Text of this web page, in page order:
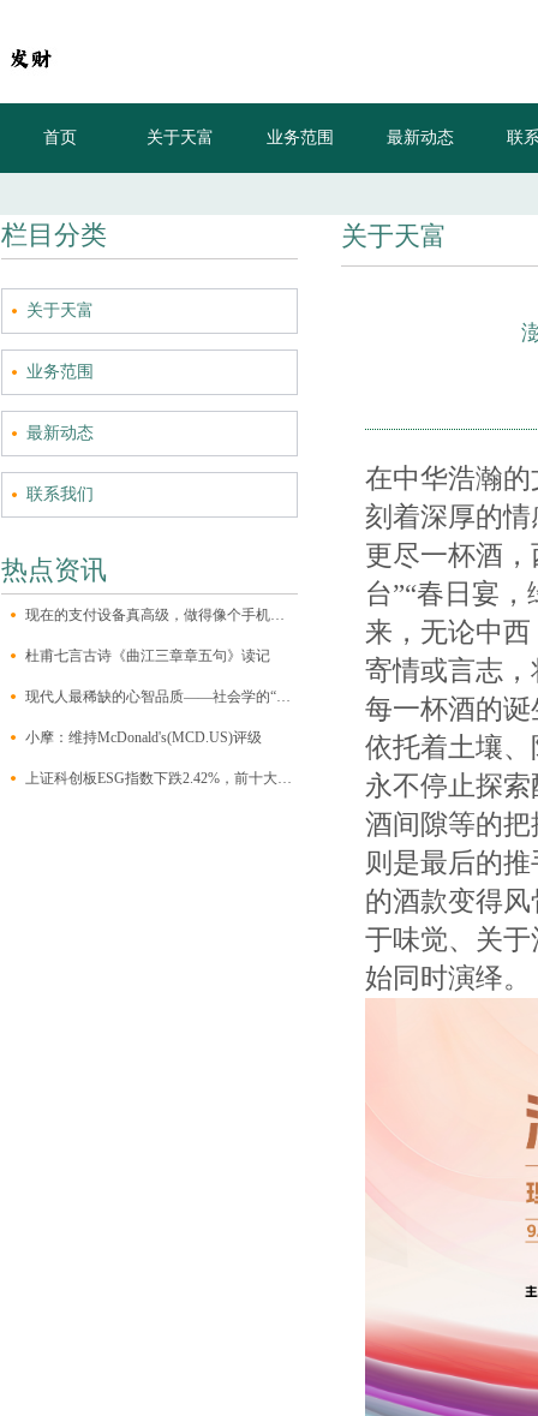
首页 关于天富 业务范围 最新动态 联
栏目分类
关于天富
业务范围
最新动态
联系我们
热点资讯
现在的支付设备真高级，做得像个手机一样，自带一块大触屏，有个前置摄像
杜甫七言古诗《曲江三章章五句》读记
现代人最稀缺的心智品质——社会学的“三大想象力”
小摩：维持McDonald's(MCD.US)评级
上证科创板ESG指数下跌2.42%，前十大权重包含澜起科技等
关于天富
在中华浩瀚
刻着深厚的情
更尽一杯酒
台”“春日宴
来，无论中
寄情或言志
每一杯酒的诞
依托着土壤
永不停止探
酒间隙等的
则是最后的
的酒款变得
于味觉、关
始同时演绎。